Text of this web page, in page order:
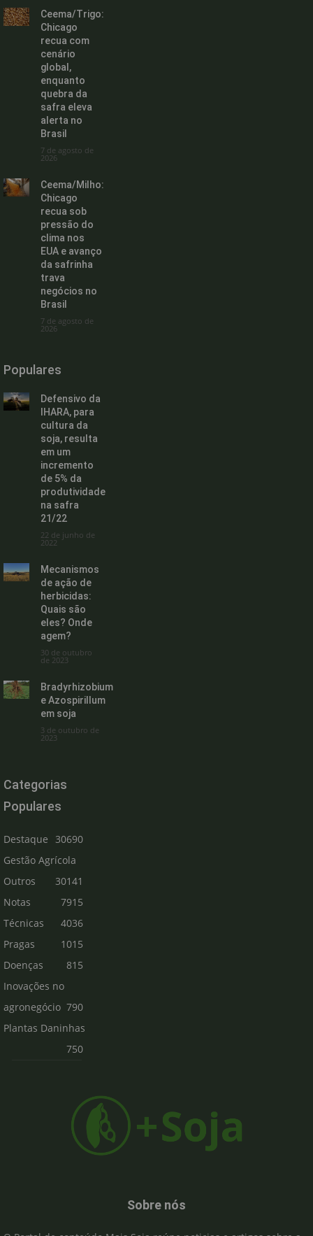
Ceema/Trigo:
Chicago
recua com
cenário
global,
enquanto
quebra da
safra eleva
alerta no
Brasil
7 de agosto de
2026
Ceema/Milho:
Chicago
recua sob
pressão do
clima nos
EUA e avanço
da safrinha
trava
negócios no
Brasil
7 de agosto de
2026
Populares
Defensivo da
IHARA, para
cultura da
soja, resulta
em um
incremento
de 5% da
produtividade
na safra
21/22
22 de junho de
2022
Mecanismos
de ação de
herbicidas:
Quais são
eles? Onde
agem?
30 de outubro
de 2023
Bradyrhizobium
e Azospirillum
em soja
3 de outubro de
2023
Categorias
Populares
Destaque
30690
Gestão Agrícola
30141
Outros
7915
Notas
Técnicas
4036
Pragas
1015
Doenças
815
Inovações no
agronegócio 790
Plantas Daninhas
750
Sobre nós